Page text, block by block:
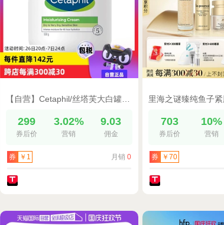
【自营】Cetaphil/丝塔芙大白罐550g 舒润保湿霜身体乳不含烟酰胺
299
券后价
3.02%
营销
9.03
佣金
券 ￥1 月销 0
703
券后价
10%
营销
券 ￥70